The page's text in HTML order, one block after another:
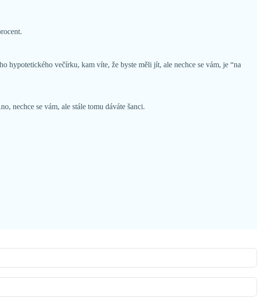
hypotetického večírku, kam víte, že byste měli jít, ale nechce se vám, je “na
nechce se vám, ale stále tomu dáváte šanci.